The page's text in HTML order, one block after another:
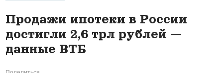
Продажи ипотеки в России
достигли 2,6 трл рублей —
данные ВТБ